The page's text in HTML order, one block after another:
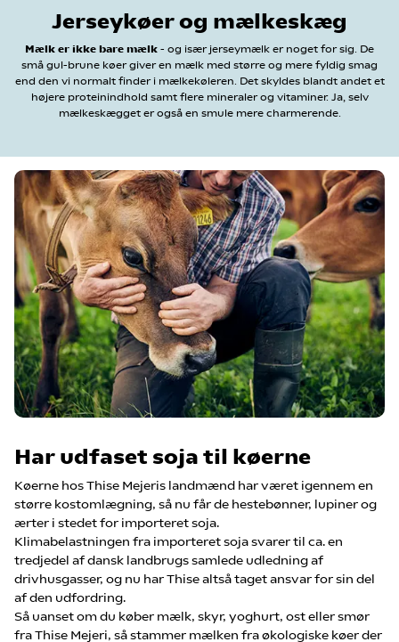
Jerseykøer og mælkeskæg
Mælk er ikke bare mælk - og især jerseymælk er noget for sig. De
små gul-brune køer giver en mælk med større og mere fyldig smag
end den vi normalt finder i mælkekøleren. Det skyldes blandt andet et
højere proteinindhold samt flere mineraler og vitaminer. Ja, selv
mælkeskægget er også en smule mere charmerende.
Har udfaset soja til køerne
Køerne hos Thise Mejeris landmænd har været igennem en
større kostomlægning, så nu får de hestebønner, lupiner og
ærter i stedet for importeret soja.
Klimabelastningen fra importeret soja svarer til ca. en
tredjedel af dansk landbrugs samlede udledning af
drivhusgasser, og nu har Thise altså taget ansvar for sin del
af den udfordring.
Så uanset om du køber mælk, skyr, yoghurt, ost eller smør
fra Thise Mejeri, så stammer mælken fra økologiske køer der